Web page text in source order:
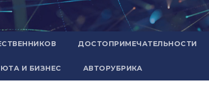
ДОСТОПРИМЕЧАТЕЛЬНОСТИ
И БИЗНЕС АВТОРУБРИКА